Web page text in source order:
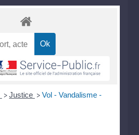
> Justice > Vol - Vandalisme -